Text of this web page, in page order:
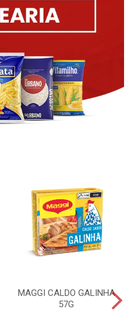
MAGGI CALDO GALINHA
57G